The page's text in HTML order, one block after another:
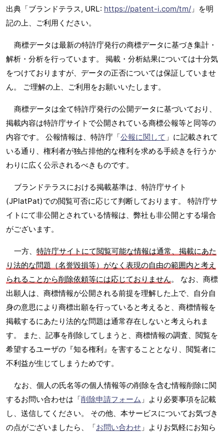
出典「ブランドテラス, URL: https://patent-i.com/tm/ 」を明
記の上、ご利用ください。
商標データは最新の特許庁発行の商標データに基づき集計・
解析・分析を行っています。 掲載・分析結果については十分気
をつけておりますが、データの正否については保証していませ
ん。 ご理解の上、ご利用をお願いいたします。
商標データは全て特許庁発行の公開データに基づいており、
掲載内容は特許庁サイトで公開されている商標公報等と同等の
内容です。 公報情報は、特許庁「公報に関して 」に記載されて
いる通り、権利者が独占排他的な権利を求める手続きを行うか
わりに広く公示されるべきものです。
ブランドテラスにおける掲載基準は、特許庁サイト
(JPlatPat)での閲覧可否に応じて判断しております。 特許庁サ
イトにて非公開とされている情報は、弊社も非公開とする場合
がございます。
一方、 特許庁サイトにて閲覧可能な情報は通常、掲載にあた
り法的な問題（名誉毀損等）がなく表現の自由の範囲内と考え
られることから削除依頼等には応じておりません。 なお、商標
出願人は、商標情報が公開される前提を理解した上で、自分自
身の意思により商標出願を行っていると考えると、商標情報を
掲載するにあたり法的な問題は通常存在しないと考えられま
す。 また、記事を削除してしまうと、商標情報の調査、閲覧を
希望するユーザの『知る権利』を害することとなり、閲覧者に
不利益が生じてしまうためです。
なお、個人の氏名等の個人情報等の削除を含む情報削除に関
するお問い合わせは「削除申請フォーム 」より必要事項を記載
し、送信してください。 その他、本サービスについてお気づき
の点がございましたら、「お問い合わせ 」よりお気軽にお知ら